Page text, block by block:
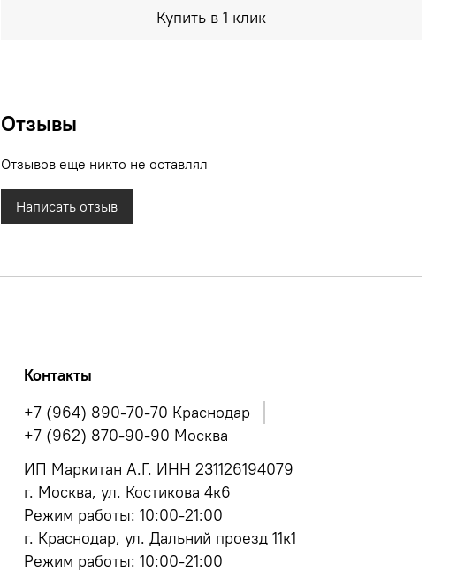
Купить в 1 клик
Отзывы
Отзывов еще никто не оставлял
Написать отзыв
Контакты
+7 (964) 890-70-70 Краснодар
+7 (962) 870-90-90 Москва
ИП Маркитан А.Г. ИНН 231126194079
г. Москва, ул. Костикова 4к6
Режим работы: 10:00-21:00
г. Краснодар, ул. Дальний проезд 11к1
Режим работы: 10:00-21:00